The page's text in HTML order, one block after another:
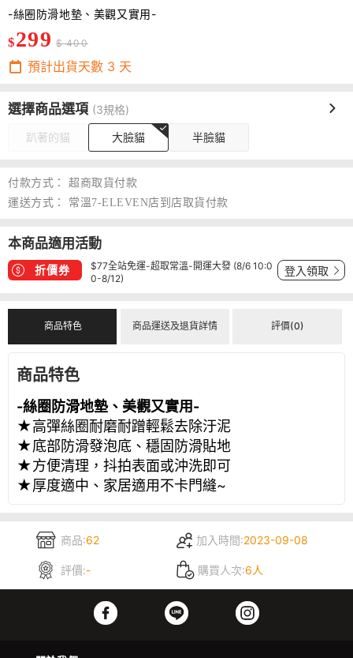
-絲圈防滑地墊、美觀又實用-
$299 $ 400
預計出貨天數 3 天
選擇商品選項 (3規格)
趴著的貓 大臉貓 半臉貓
付款方式：
超商取貨付款
運送方式：
常溫7-ELEVEN店到店取貨付款
本商品適用活動
折價券
$77全站免運-超取常溫-開運大發 (8/6 10:0
0-8/12)
登入領取
商品特色 商品運送及退貨詳情 評價(0)
商品特色
-絲圈防滑地墊、美觀又實用-
★高彈絲圈耐磨耐蹭輕鬆去除汙泥
★底部防滑發泡底、穩固防滑貼地
★方便清理，抖拍表面或沖洗即可
★厚度適中、家居適用不卡門縫~
商品:62 加入時間:2023-09-08
評價:- 購買人次:6人